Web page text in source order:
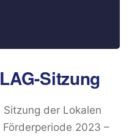
Sitzung
der Lokalen
2023 –